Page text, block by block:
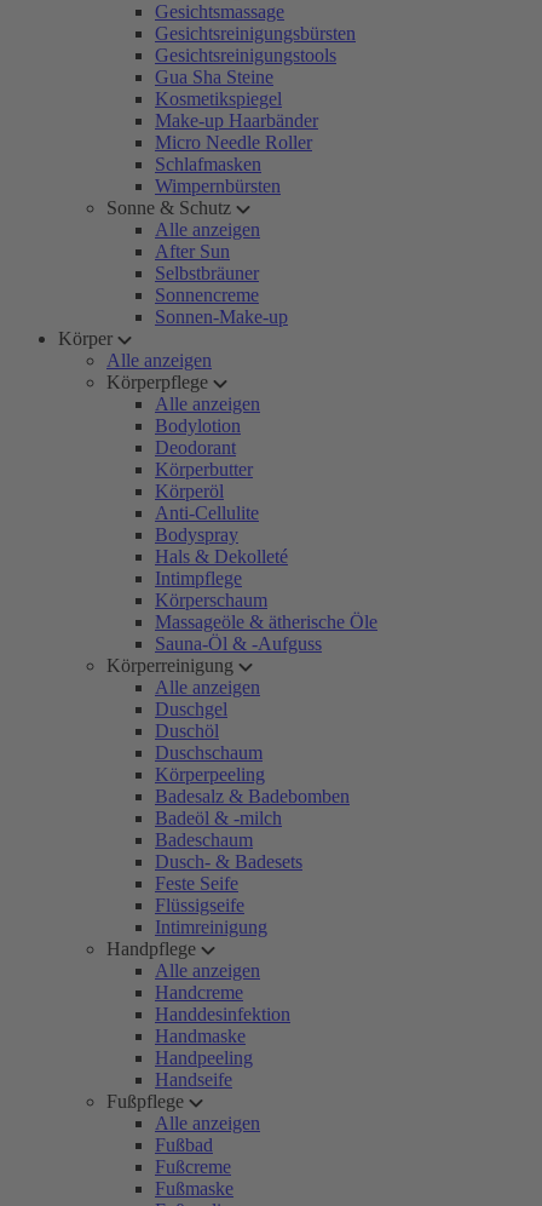
Gesichtsmassage
Gesichtsreinigungsbürsten
Gesichtsreinigungstools
Gua Sha Steine
Kosmetikspiegel
Make-up Haarbänder
Micro Needle Roller
Schlafmasken
Wimpernbürsten
Sonne & Schutz
Alle anzeigen
After Sun
Selbstbräuner
Sonnencreme
Sonnen-Make-up
Körper
Alle anzeigen
Körperpflege
Alle anzeigen
Bodylotion
Deodorant
Körperbutter
Körperöl
Anti-Cellulite
Bodyspray
Hals & Dekolleté
Intimpflege
Körperschaum
Massageöle & ätherische Öle
Sauna-Öl & -Aufguss
Körperreinigung
Alle anzeigen
Duschgel
Duschöl
Duschschaum
Körperpeeling
Badesalz & Badebomben
Badeöl & -milch
Badeschaum
Dusch- & Badesets
Feste Seife
Flüssigseife
Intimreinigung
Handpflege
Alle anzeigen
Handcreme
Handdesinfektion
Handmaske
Handpeeling
Handseife
Fußpflege
Alle anzeigen
Fußbad
Fußcreme
Fußmaske